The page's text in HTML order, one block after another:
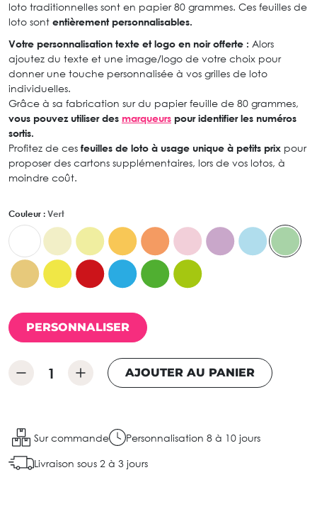
loto traditionnelles sont en papier 80 grammes. Ces feuilles de
loto sont entièrement personnalisables.
Votre personnalisation texte et logo en noir offerte : Alors
ajoutez du texte et une image/logo de votre choix pour
donner une touche personnalisée à vos grilles de loto
individuelles.
Grâce à sa fabrication sur du papier feuille de 80 grammes,
vous pouvez utiliser des marqueurs pour identifier les numéros
sortis.
Profitez de ces feuilles de loto à usage unique à petits prix pour
proposer des cartons supplémentaires, lors de vos lotos, à
moindre coût.
Couleur : Vert
PERSONNALISER
AJOUTER AU PANIER
Sur commande Personnalisation 8 à 10 jours
Livraison sous 2 à 3 jours